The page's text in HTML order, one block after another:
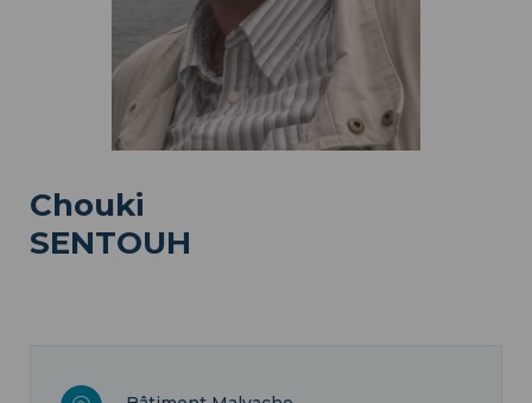
Chouki
SENTOUH